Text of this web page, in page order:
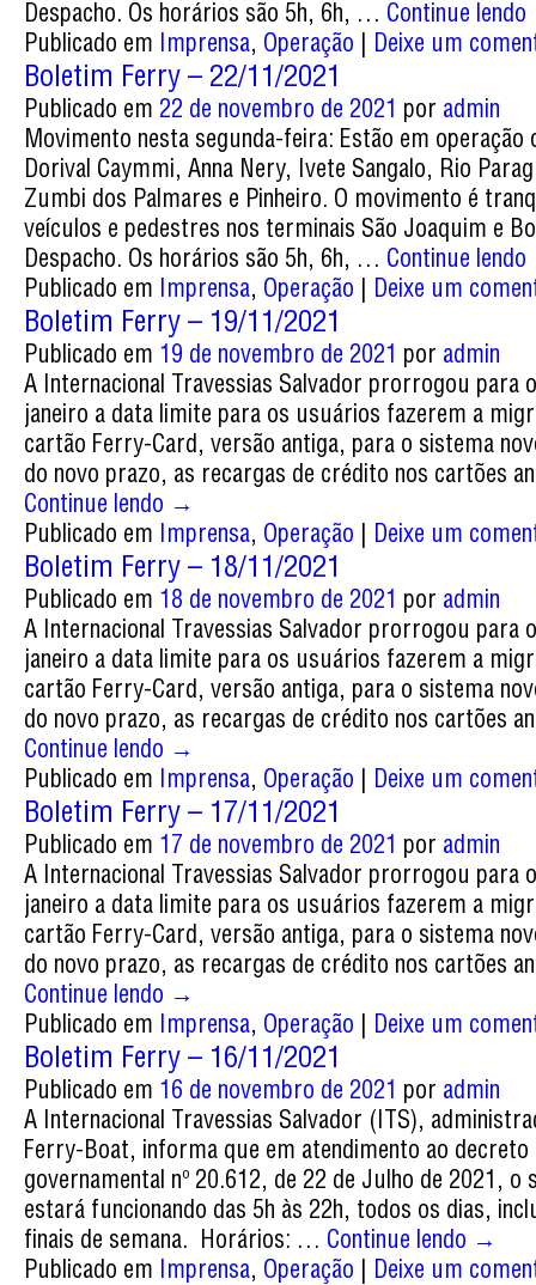
Despacho. Os horários são 5h, 6h, … Continue lendo
Publicado em Imprensa, Operação | Deixe um
Boletim Ferry – 22/11/2021
Publicado em 22 de novembro de 2021 por admin
Movimento nesta segunda-feira: Estão em operação
Dorival Caymmi, Anna Nery, Ivete Sangalo, Rio
Zumbi dos Palmares e Pinheiro. O movimento é
veículos e pedestres nos terminais São Joaquim e
Despacho. Os horários são 5h, 6h, … Continue lendo
Publicado em Imprensa, Operação | Deixe um
Boletim Ferry – 19/11/2021
Publicado em 19 de novembro de 2021 por admin
A Internacional Travessias Salvador prorrogou para
janeiro a data limite para os usuários fazerem a
cartão Ferry-Card, versão antiga, para o sistema
do novo prazo, as recargas de crédito nos cartões
Continue lendo →
Publicado em Imprensa, Operação | Deixe um
Boletim Ferry – 18/11/2021
Publicado em 18 de novembro de 2021 por admin
A Internacional Travessias Salvador prorrogou para
janeiro a data limite para os usuários fazerem a
cartão Ferry-Card, versão antiga, para o sistema
do novo prazo, as recargas de crédito nos cartões
Continue lendo →
Publicado em Imprensa, Operação | Deixe um
Boletim Ferry – 17/11/2021
Publicado em 17 de novembro de 2021 por admin
A Internacional Travessias Salvador prorrogou para
janeiro a data limite para os usuários fazerem a
cartão Ferry-Card, versão antiga, para o sistema
do novo prazo, as recargas de crédito nos cartões
Continue lendo →
Publicado em Imprensa, Operação | Deixe um
Boletim Ferry – 16/11/2021
Publicado em 16 de novembro de 2021 por admin
A Internacional Travessias Salvador (ITS),
Ferry-Boat, informa que em atendimento ao decreto
governamental nº 20.612, de 22 de Julho de 2021, o
estará funcionando das 5h às 22h, todos os dias,
finais de semana. Horários: … Continue lendo →
Publicado em Imprensa, Operação | Deixe um